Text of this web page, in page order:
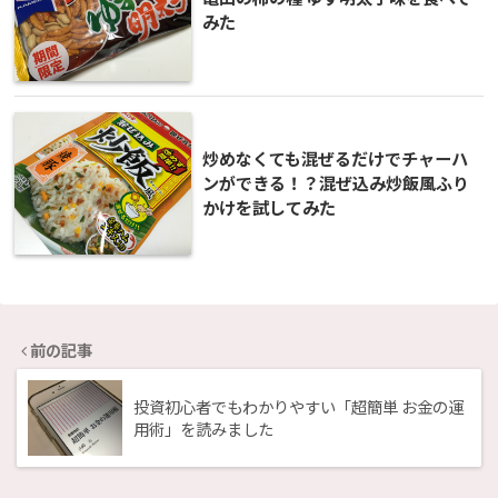
みた
炒めなくても混ぜるだけでチャーハ
ンができる！？混ぜ込み炒飯風ふり
かけを試してみた
前の記事
投資初心者でもわかりやすい「超簡単 お金の運
用術」を読みました